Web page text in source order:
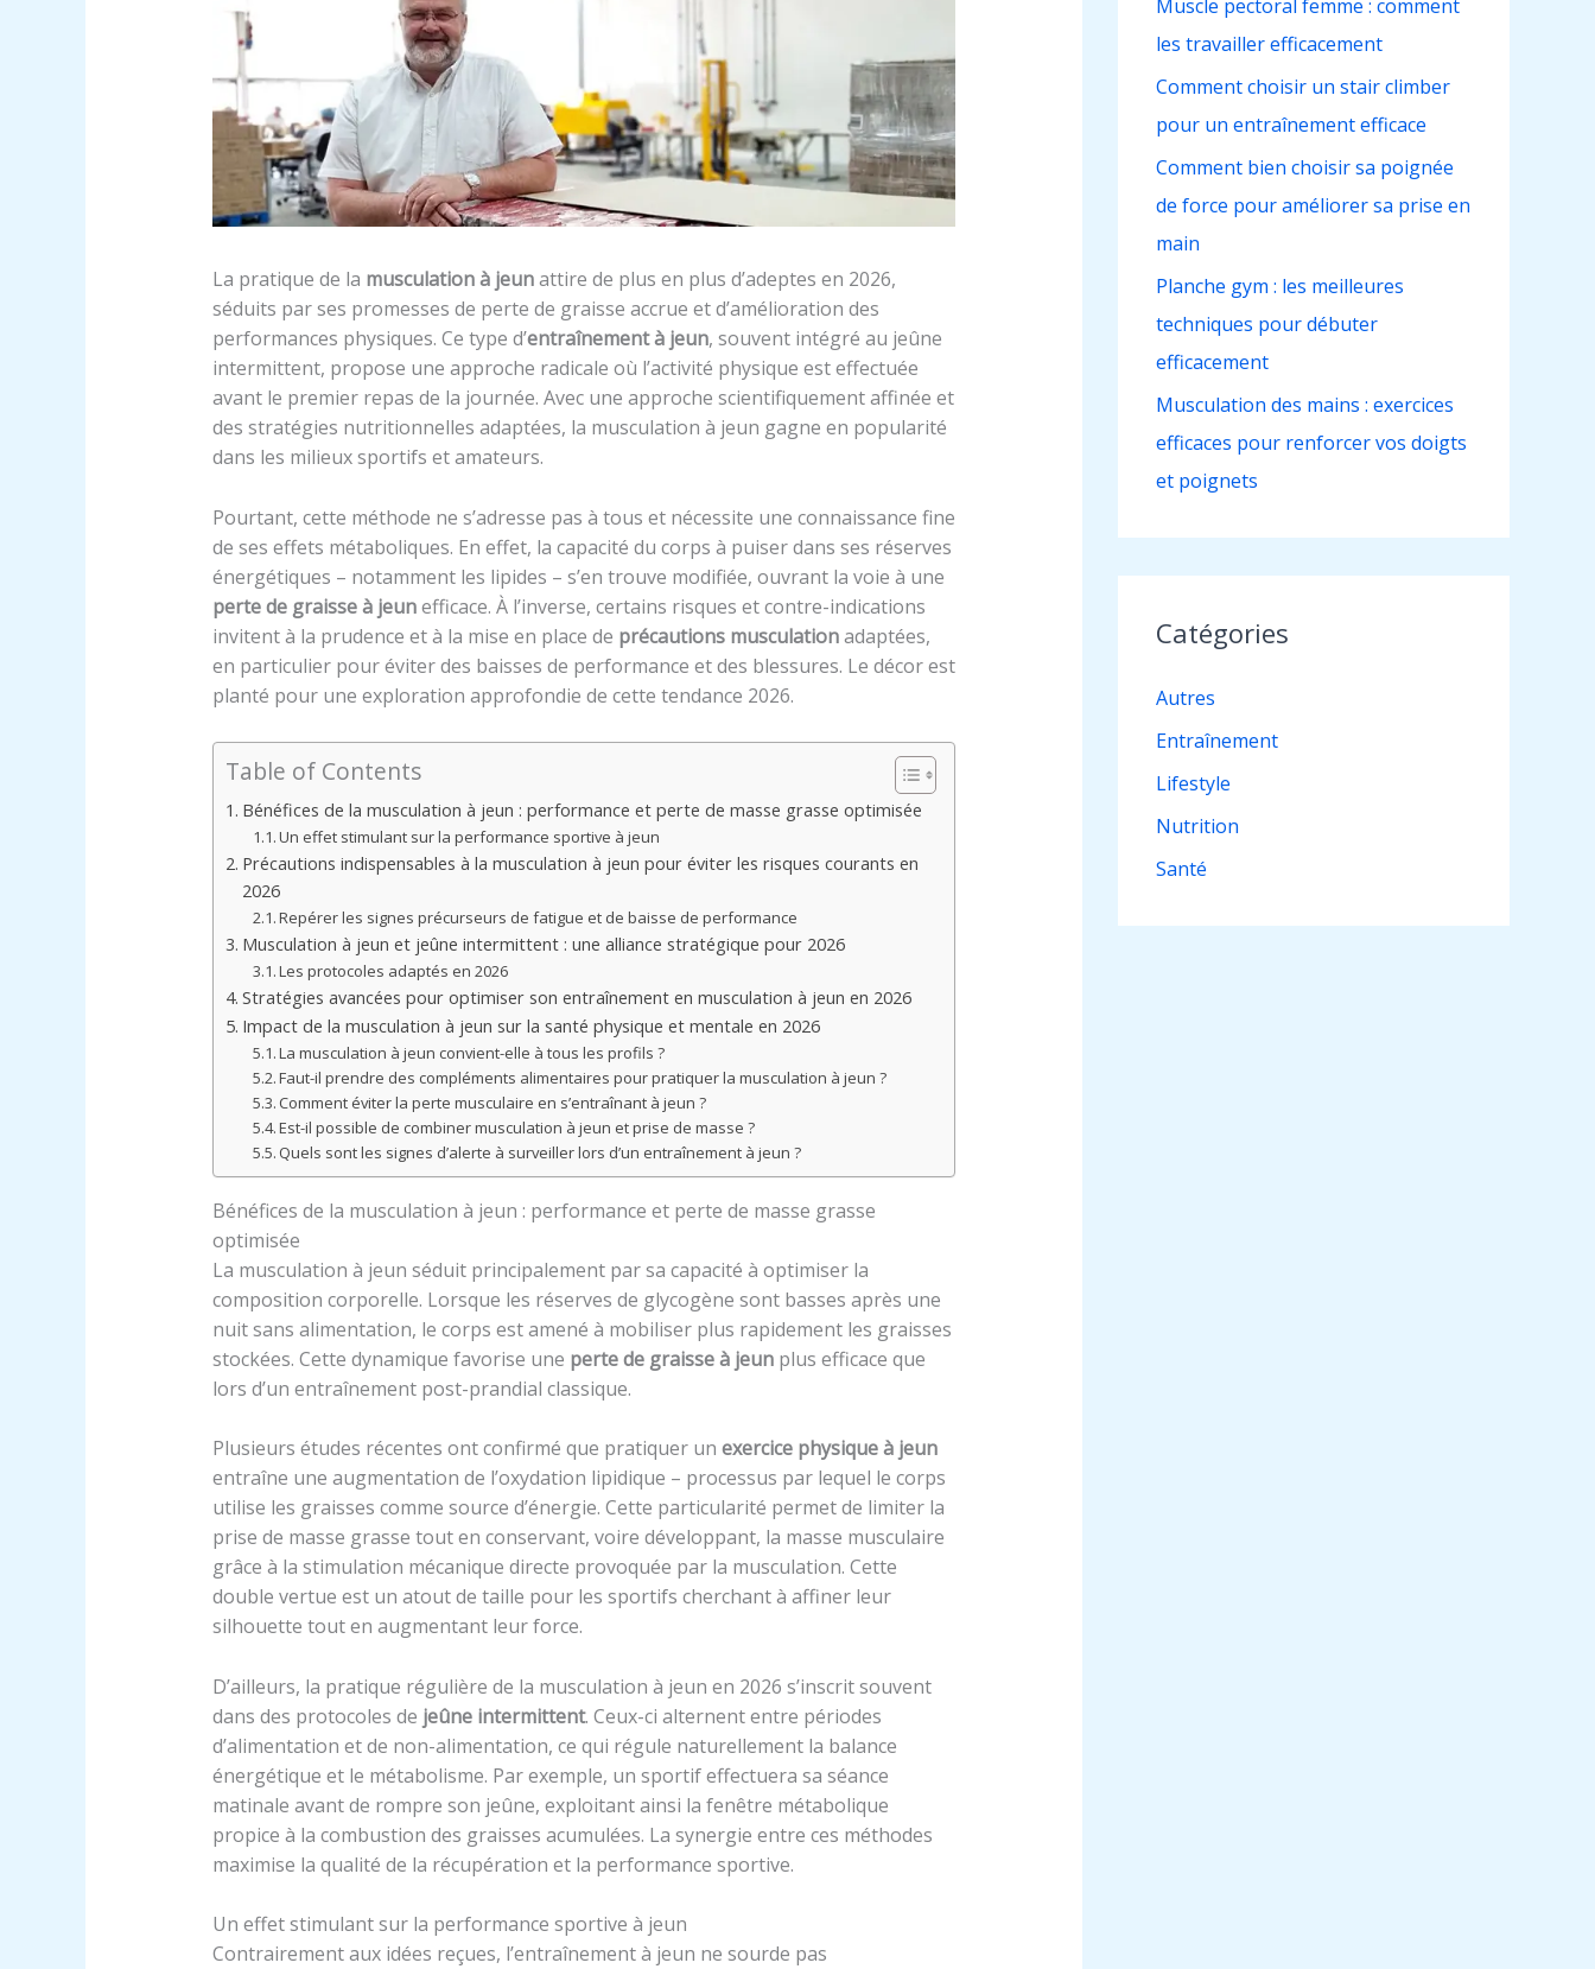
La pratique de la musculation à jeunattire de plus en plus d’adeptes en 2026,
séduits par ses promesses de perte de graisse accrue et d’amélioration des
performances physiques. Ce type d’entraînement à jeun, souvent intégré au jeûne
intermittent, propose une approche radicale où l’activité physique est effectuée
avant le premier repas de la journée. Avec une approche scientifiquement affinée et
des stratégies nutritionnelles adaptées, la musculation à jeun gagne en popularité
dans les milieux sportifs et amateurs.
Pourtant, cette méthode ne s’adresse pas à tous et nécessite une connaissance fine
de ses effets métaboliques. En effet, la capacité du corps à puiser dans ses réserves
énergétiques – notamment les lipides – s’en trouve modifiée, ouvrant la voie à une
perte de graisse à jeunefficace. À l’inverse, certains risques et contre-indications
invitent à la prudence et à la mise en place de précautions musculationadaptées,
en particulier pour éviter des baisses de performance et des blessures. Le décor est
planté pour une exploration approfondie de cette tendance 2026.
Table of Contents
Bénéfices de la musculation à jeun : performance et perte de masse grasse optimisée
Un effet stimulant sur la performance sportive à jeun
Précautions indispensables à la musculation à jeun pour éviter les risques courants en
2026
Repérer les signes précurseurs de fatigue et de baisse de performance
Musculation à jeun et jeûne intermittent : une alliance stratégique pour 2026
Les protocoles adaptés en 2026
Stratégies avancées pour optimiser son entraînement en musculation à jeun en 2026
Impact de la musculation à jeun sur la santé physique et mentale en 2026
La musculation à jeun convient-elle à tous les profils ?
Faut-il prendre des compléments alimentaires pour pratiquer la musculation à jeun ?
Comment éviter la perte musculaire en s’entraînant à jeun ?
Est-il possible de combiner musculation à jeun et prise de masse ?
Quels sont les signes d’alerte à surveiller lors d’un entraînement à jeun ?
Bénéfices de la musculation à jeun : performance et perte de masse grasse
optimisée
La musculation à jeun séduit principalement par sa capacité à optimiser la
composition corporelle. Lorsque les réserves de glycogène sont basses après une
nuit sans alimentation, le corps est amené à mobiliser plus rapidement les graisses
stockées. Cette dynamique favorise une perte de graisse à jeunplus efficace que
lors d’un entraînement post-prandial classique.
Plusieurs études récentes ont confirmé que pratiquer un exercice physique à jeun
entraîne une augmentation de l’oxydation lipidique – processus par lequel le corps
utilise les graisses comme source d’énergie. Cette particularité permet de limiter la
prise de masse grasse tout en conservant, voire développant, la masse musculaire
grâce à la stimulation mécanique directe provoquée par la musculation. Cette
double vertue est un atout de taille pour les sportifs cherchant à affiner leur
silhouette tout en augmentant leur force.
D’ailleurs, la pratique régulière de la musculation à jeun en 2026 s’inscrit souvent
dans des protocoles de jeûne intermittent. Ceux-ci alternent entre périodes
d’alimentation et de non-alimentation, ce qui régule naturellement la balance
énergétique et le métabolisme. Par exemple, un sportif effectuera sa séance
matinale avant de rompre son jeûne, exploitant ainsi la fenêtre métabolique
propice à la combustion des graisses acumulées. La synergie entre ces méthodes
maximise la qualité de la récupération et la performance sportive.
Un effet stimulant sur la performance sportive à jeun
Contrairement aux idées reçues, l’entraînement à jeun ne sourde pas
c
h
e
r
:
Muscle pectoral femme : comment
les travailler efficacement
Comment choisir un stair climber
pour un entraînement efficace
Comment bien choisir sa poignée
de force pour améliorer sa prise en
main
Planche gym : les meilleures
techniques pour débuter
efficacement
Musculation des mains : exercices
efficaces pour renforcer vos doigts
et poignets
Catégories
Autres
Entraînement
Lifestyle
Nutrition
Santé